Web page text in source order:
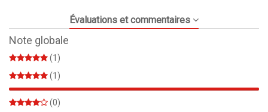
Évaluations et commentaires
Note globale
(1)
(1)
100%
(0)